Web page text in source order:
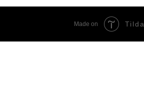
Made on Tilda